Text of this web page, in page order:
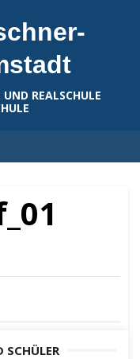
REALSCHULE
SCHÜLER